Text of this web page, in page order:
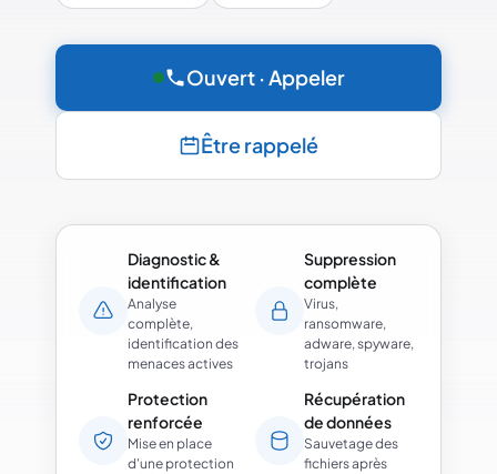
Ouvert · Appeler
Être rappelé
Diagnostic &
identification
Analyse
complète,
identification des
menaces actives
Suppression
complète
Virus,
ransomware,
adware, spyware,
trojans
Protection
renforcée
Mise en place
d'une protection
Récupération
de données
Sauvetage des
fichiers après